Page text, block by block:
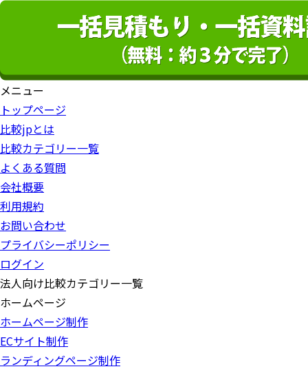
メニュー
トップページ
比較jpとは
比較カテゴリー一覧
よくある質問
会社概要
利用規約
お問い合わせ
プライバシーポリシー
ログイン
法人向け比較カテゴリー一覧
ホームページ
ホームページ制作
ECサイト制作
ランディングページ制作